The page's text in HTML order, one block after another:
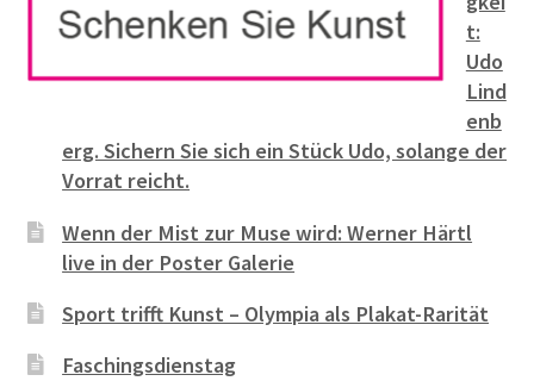
t:
Udo
Lind
enb
erg. Sichern Sie sich ein Stück Udo, solange der
Vorrat reicht.
Wenn der Mist zur Muse wird: Werner Härtl
live in der Poster Galerie
Sport trifft Kunst – Olympia als Plakat-Rarität
Faschingsdienstag